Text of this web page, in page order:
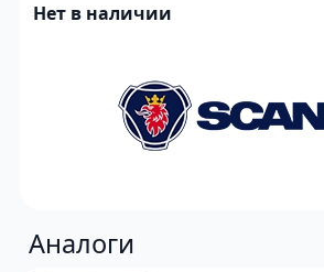
Нет в наличии
Аналоги